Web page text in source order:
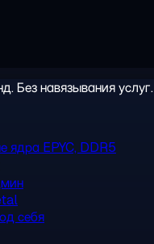
Без навязывания услуг.
ядра EPYC, DDR5
себя